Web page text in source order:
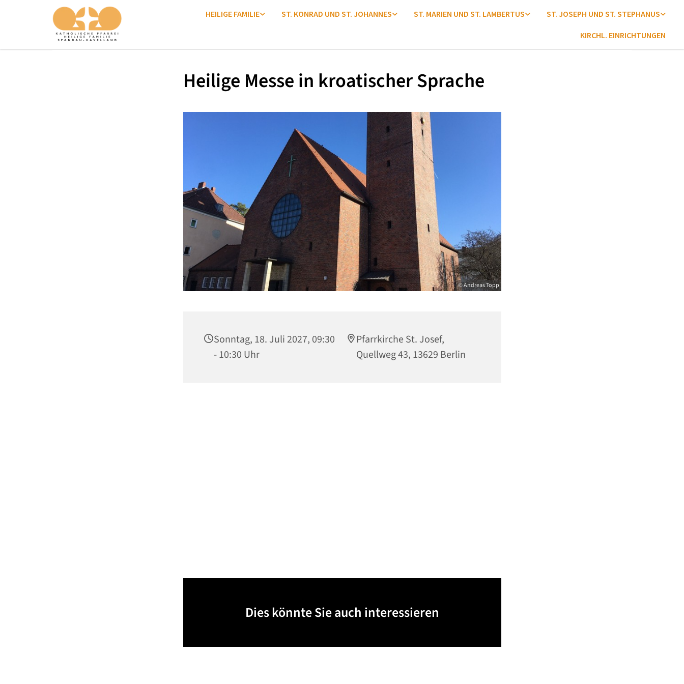
HEILIGE FAMILIE ST. KONRAD UND ST. JOHANNES ST. MARIEN UND ST. LAMBERTUS ST. JOSEPH UND ST. STEPHANUS
KIRCHL. EINRICHTUNGEN
Heilige Messe in kroatischer Sprache
© Andreas Topp
Sonntag, 18. Juli 2027, 09:30
- 10:30 Uhr
Pfarrkirche St. Josef,
Quellweg 43, 13629 Berlin
Dies könnte Sie auch interessieren